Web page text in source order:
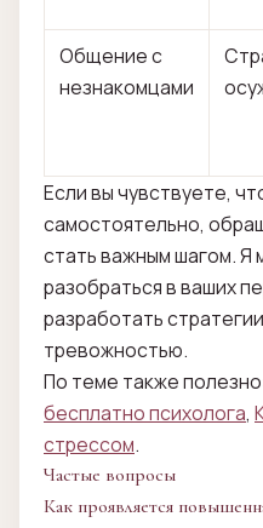
Общение с
незнакомцами
Если вы чувствуете,
самостоятельно,
стать важным шагом. Я
разобраться в ваших
разработать
тревожностью.
По теме также
бесплатно психолога,
стрессом.
Частые вопросы
Как проявляется